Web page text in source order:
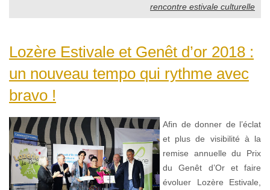
rencontre estivale culturelle
Lozère Estivale et Genêt d’or 2018 :
un nouveau tempo qui rythme avec
bravo !
Afin de donner de l’éclat
et plus de visibilité à la
remise annuelle du Prix
du Genêt d’Or et faire
évoluer Lozère Estivale,